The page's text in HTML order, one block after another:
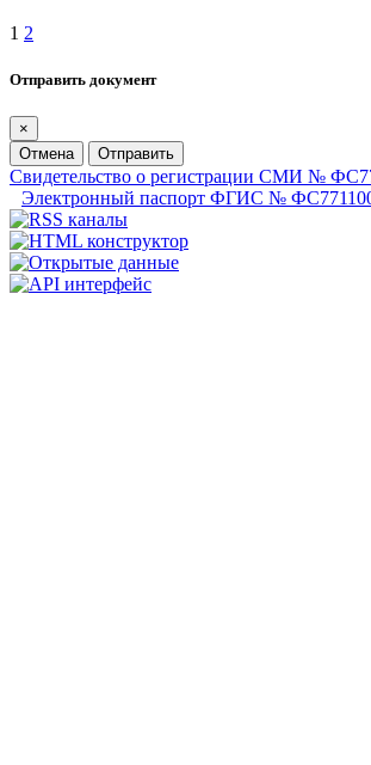
1 2
Отправить документ
×
Отмена
Отправить
Свидетельство о регистрации СМИ №
Электронный паспорт ФГИС №